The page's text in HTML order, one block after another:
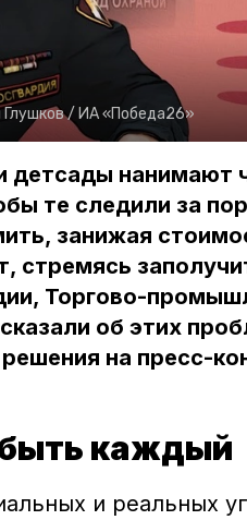
/ ИА «Победа26»
детсады нанимают
те следили за
занижая
стремясь
Торгово-
об этих
на пресс-
каждый
и реальных